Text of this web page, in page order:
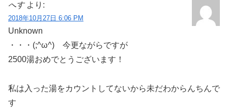
へす より:
2018年10月27日 6:06 PM
Unknown
・・・(;^ω^) 今更ながらですが
2500湯おめでとうございます！
私は入った湯をカウントしてないから未だわからんちんで
す